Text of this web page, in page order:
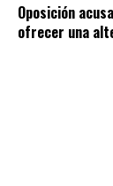
Oposición
ofrecer una